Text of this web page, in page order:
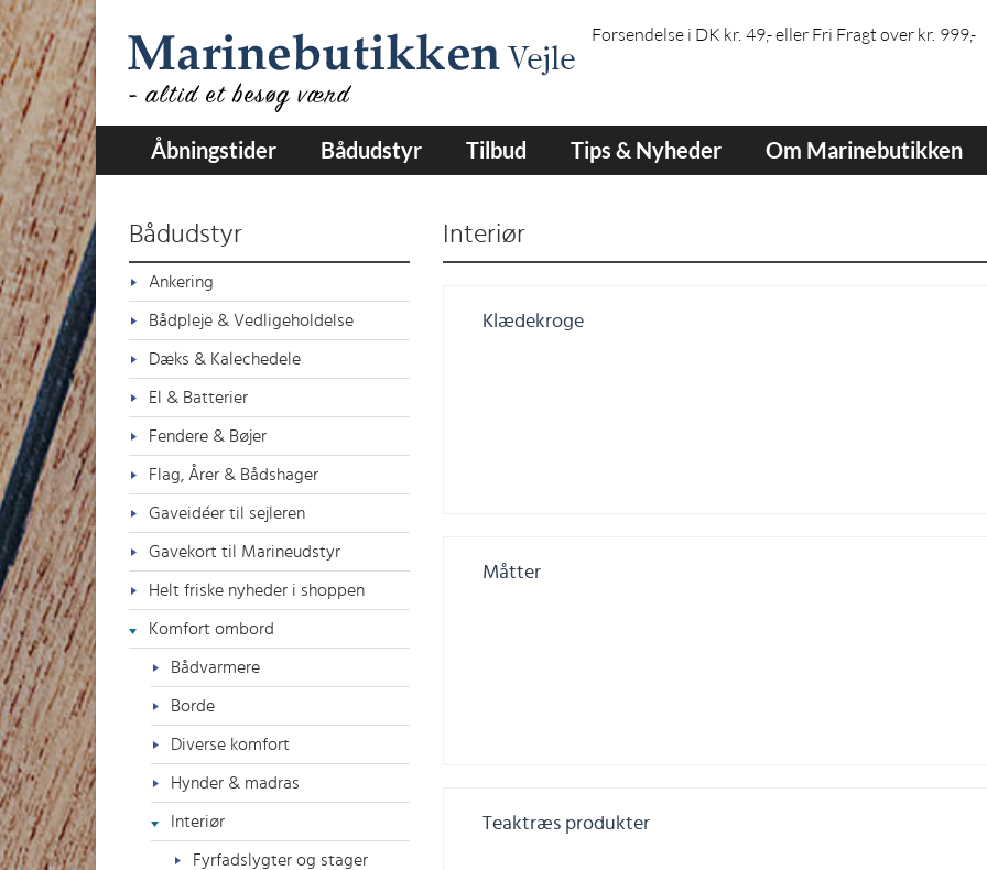
Forsendelse i DK kr. 49,- eller Fri Fragt over kr. 999,-
Åbningstider Bådudstyr Tilbud Tips & Nyheder Om Marinebutikken
Bådudstyr
Ankering
Bådpleje & Vedligeholdelse
Dæks & Kalechedele
El & Batterier
Fendere & Bøjer
Flag, Årer & Bådshager
Gaveidéer til sejleren
Gavekort til Marineudstyr
Helt friske nyheder i shoppen
Komfort ombord
Bådvarmere
Borde
Diverse komfort
Hynder & madras
Interiør
Fyrfadslygter og stager
Interiør
Klædekroge
Måtter
Teaktræs produkter